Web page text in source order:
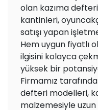
olan kazıma
kantinleri,
satışı yapan
Hem uygun fiyatlı
ilgisini kolayca
yüksek bir
Firmamız
defteri modelleri,
malzemesiyle uzun